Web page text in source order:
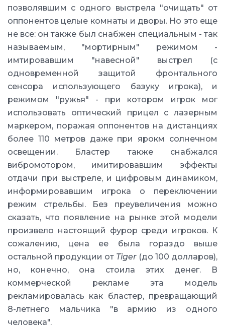
позволявшим с одного выстрела "очищать" от
оппонентов целые комнаты и дворы. Но это еще
не все: он также был снабжен специальным - так
называемым, "мортирным" режимом -
имтировавшим "навесной" выстрел (с
одновременной защитой фронтального
сенсора использующего базуку игрока), и
режимом "ружья" - при котором игрок мог
использовать оптический прицел с лазерным
маркером, поражая оппонентов на дистанциях
более 110 метров даже при ярокм солнечном
освещении. Бластер также снабжался
вибромотором, имитировавшим эффекты
отдачи при выстреле, и цифровым динамиком,
информировавшим игрока о переключении
режим стрельбы. Без преувеличения можно
сказать, что появление на рынке этой модели
произвело настоящий фурор среди игроков. К
сожалению, цена ее была гораздо выше
остальной продукции от Tiger (до 100 долларов),
но, конечно, она стоила этих денег. В
коммерческой рекламе эта модель
рекламировалась как бластер, превращающий
8-летнего мальчика "в армию из одного
человека".